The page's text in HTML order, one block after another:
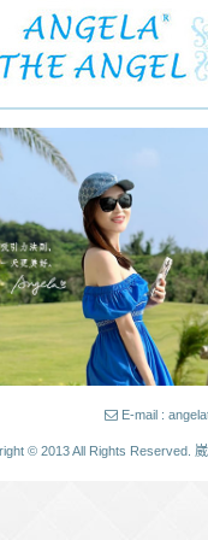
E-mail :
© 2013 All Rights Reserved.